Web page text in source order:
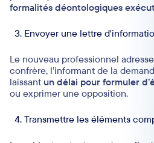
formalités déontologiques
Envoyer une lettre
Le nouveau professionnel
confrère, l’informant de la
laissant un délai pour formuler
ou exprimer une opposition.
Transmettre les éléments